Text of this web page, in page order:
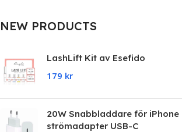
NEW PRODUCTS
LashLift Kit av Esefido
179 kr
20W Snabbladdare för iPhone
strömadapter USB-C